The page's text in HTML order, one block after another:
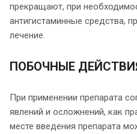
прекращают, при
антигистаминные средства,
лечение.
ПОБОЧНЫЕ
При применении препарата
явлений и осложнений, как
месте введения препарата